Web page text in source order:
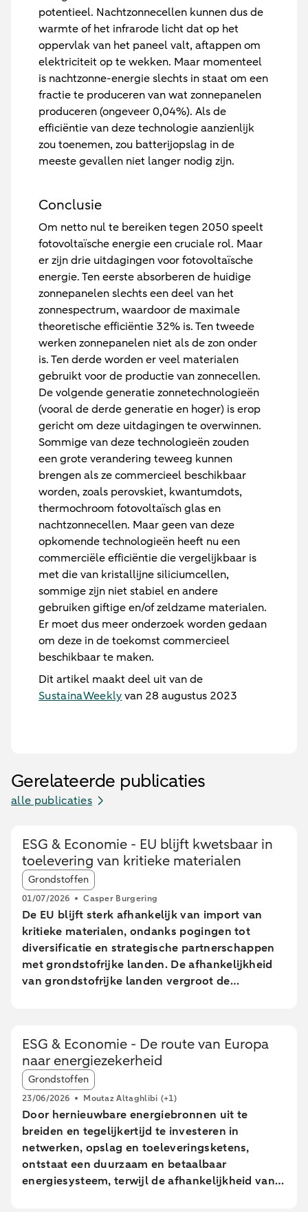
potentieel. Nachtzonnecellen kunnen dus de
warmte of het infrarode licht dat op het
oppervlak van het paneel valt, aftappen om
elektriciteit op te wekken. Maar momenteel
is nachtzonne-energie slechts in staat om een
fractie te produceren van wat zonnepanelen
produceren (ongeveer 0,04%). Als de
efficiëntie van deze technologie aanzienlijk
zou toenemen, zou batterijopslag in de
meeste gevallen niet langer nodig zijn.
Conclusie
Om netto nul te bereiken tegen 2050 speelt
fotovoltaïsche energie een cruciale rol. Maar
er zijn drie uitdagingen voor fotovoltaïsche
energie. Ten eerste absorberen de huidige
zonnepanelen slechts een deel van het
zonnespectrum, waardoor de maximale
theoretische efficiëntie 32% is. Ten tweede
werken zonnepanelen niet als de zon onder
is. Ten derde worden er veel materialen
gebruikt voor de productie van zonnecellen.
De volgende generatie zonnetechnologieën
(vooral de derde generatie en hoger) is erop
gericht om deze uitdagingen te overwinnen.
Sommige van deze technologieën zouden
een grote verandering teweeg kunnen
brengen als ze commercieel beschikbaar
worden, zoals perovskiet, kwantumdots,
thermochroom fotovoltaïsch glas en
nachtzonnecellen. Maar geen van deze
opkomende technologieën heeft nu een
commerciële efficiëntie die vergelijkbaar is
met die van kristallijne siliciumcellen,
sommige zijn niet stabiel en andere
gebruiken giftige en/of zeldzame materialen.
Er moet dus meer onderzoek worden gedaan
om deze in de toekomst commercieel
beschikbaar te maken.
Dit artikel maakt deel uit van de
SustainaWeeklyvan 28 augustus 2023
Gerelateerde publicaties
alle publicaties
ESG & Economie - EU blijft kwetsbaar in
toelevering van kritieke materialen
Article tags:
Grondstoffen
01/07/2026 Casper Burgering
De EU blijft sterk afhankelijk van import van
kritieke materialen, ondanks pogingen tot
diversificatie en strategische partnerschappen
met grondstofrijke landen. De afhankelijkheid
van grondstofrijke landen vergroot de
maar lange doorlooptijden en hoge kosten
maken het behalen van deze doelen onzeker.
Nederland speelt een centrale rol in de EU-
handel van kritieke grondstoffen, vooral door
de doorvoer via havens, zonder grote
toegevoegde waarde. De EU kampt met
technologische en economische uitdagingen
om kritieke materialen effectief te recyclen,
vooral zeldzame aardmetalen.
ESG & Economie - De route van Europa
naar energiezekerheid
Article tags:
Grondstoffen
23/06/2026 Moutaz Altaghlibi (+1)
Door hernieuwbare energiebronnen uit te
breiden en tegelijkertijd te investeren in
netwerken, opslag en toeleveringsketens,
ontstaat een duurzaam en betaalbaar
energiesysteem, terwijl de afhankelijkheid van